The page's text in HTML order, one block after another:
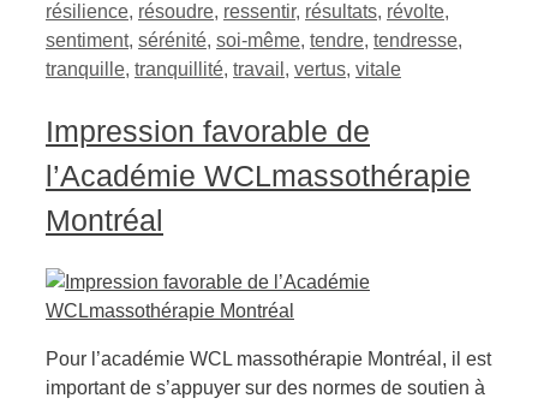
résilience, résoudre, ressentir, résultats, révolte,
sentiment, sérénité, soi-même, tendre, tendresse,
tranquille, tranquillité, travail , vertus, vitale
Impression favorable de
l’Académie WCLmassothérapie
Montréal
Pour l’académie WCL massothérapie Montréal, il est
important de s’appuyer sur des normes de soutien à